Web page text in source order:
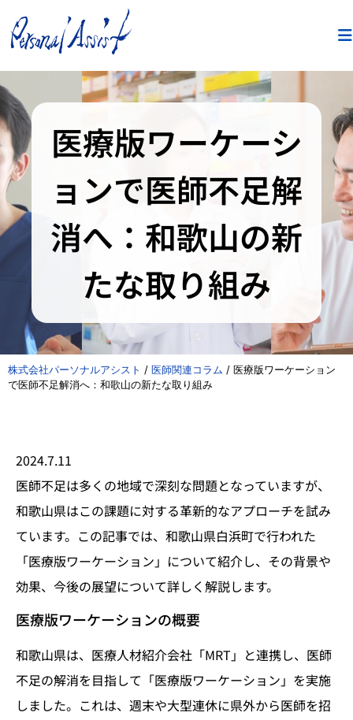
医療版ワーケーシ
ョンで医師不足解
消へ：和歌山の新
たな取り組み
株式会社パーソナルアシスト / 医師関連コラム / 医療版ワーケーション
で医師不足解消へ：和歌山の新たな取り組み
2024.7.11
医師不足は多くの地域で深刻な問題となっていますが、
和歌山県はこの課題に対する革新的なアプローチを試み
ています。この記事では、和歌山県白浜町で行われた
「医療版ワーケーション」について紹介し、その背景や
効果、今後の展望について詳しく解説します。
医療版ワーケーションの概要
和歌山県は、医療人材紹介会社「MRT」と連携し、医師
不足の解消を目指して「医療版ワーケーション」を実施
しました。これは、週末や大型連休に県外から医師を招